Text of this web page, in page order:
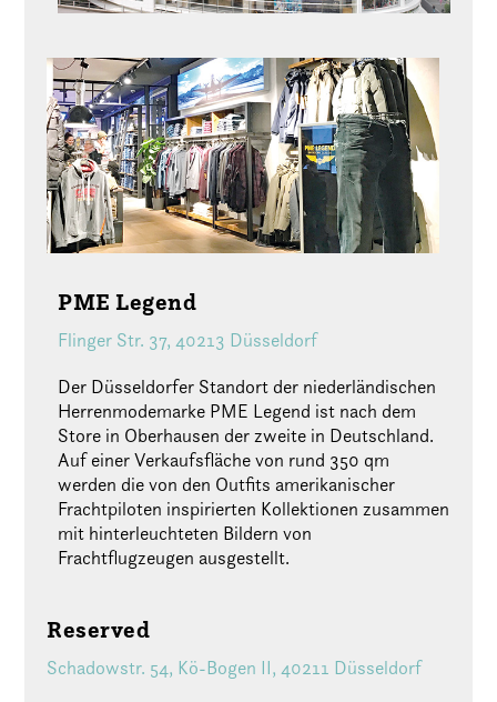
PME Legend
Flinger Str. 37, 40213 Düsseldorf
Der Düsseldorfer Standort der niederländischen
Herrenmodemarke PME Legend ist nach dem
Store in Oberhausen der zweite in Deutschland.
Auf einer Verkaufsfläche von rund 350 qm
werden die von den Outfits amerikanischer
Frachtpiloten inspirierten Kollektionen zusammen
mit hinterleuchteten Bildern von
Frachtflugzeugen ausgestellt.
Reserved
Schadowstr. 54, Kö-Bogen II, 40211 Düsseldorf